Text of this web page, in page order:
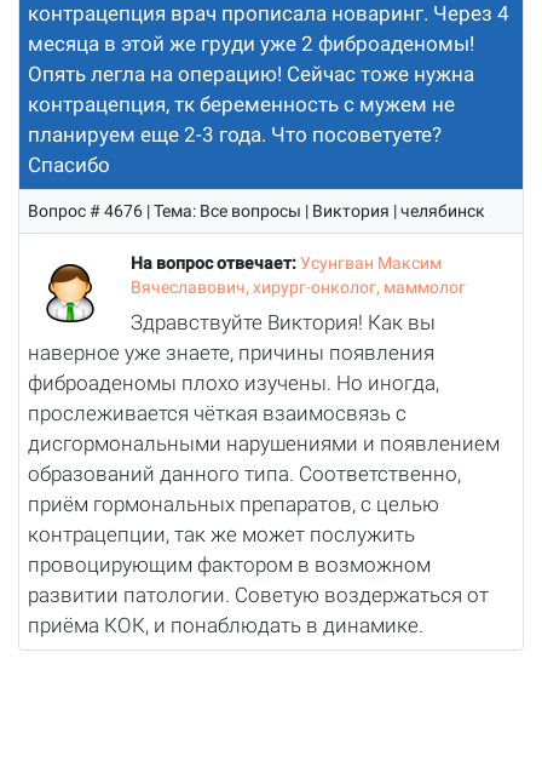
контрацепция врач прописала новаринг. Через 4
месяца в этой же груди уже 2 фиброаденомы!
Опять легла на операцию! Сейчас тоже нужна
контрацепция, тк беременность с мужем не
планируем еще 2-3 года. Что посоветуете?
Спасибо
Вопрос # 4676 | Тема: Все вопросы | Виктория | челябинск
На вопрос отвечает: Усунгван Максим
Вячеславович, хирург-онколог, маммолог
Здравствуйте Виктория! Как вы
наверное уже знаете, причины появления
фиброаденомы плохо изучены. Но иногда,
прослеживается чёткая взаимосвязь с
дисгормональными нарушениями и появлением
образований данного типа. Соответственно,
приём гормональных препаратов, с целью
контрацепции, так же может послужить
провоцирующим фактором в возможном
развитии патологии. Советую воздержаться от
приёма КОК, и понаблюдать в динамике.